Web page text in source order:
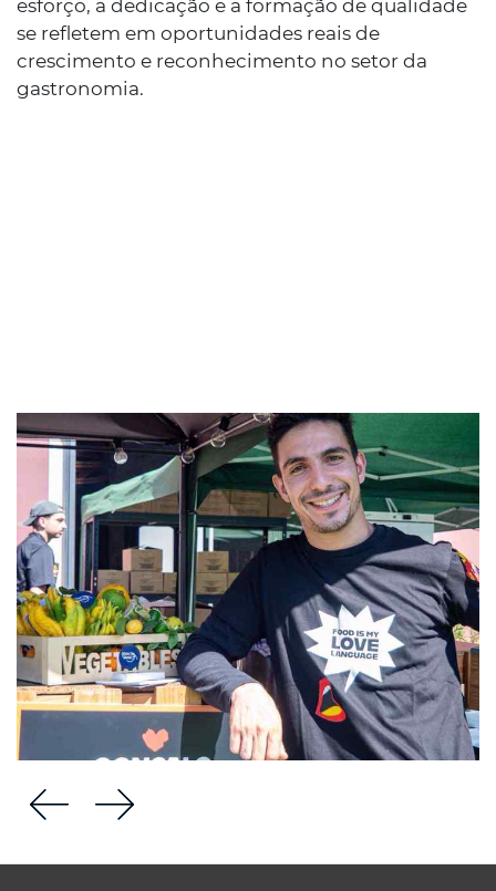
esforço, a dedicação e a formação de qualidade
se refletem em oportunidades reais de
crescimento e reconhecimento no setor da
gastronomia.